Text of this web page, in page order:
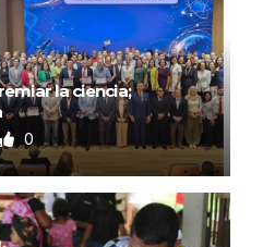
la ciencia;
0